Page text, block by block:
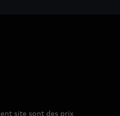
site sont des prix